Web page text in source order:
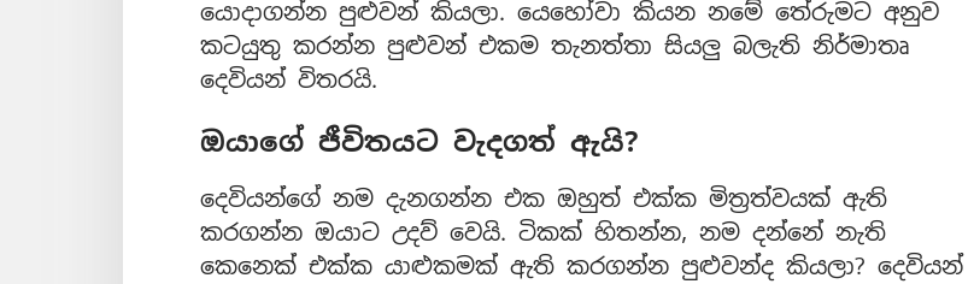
යොදාගන්න පුළුවන් කියලා. යෙහෝවා කියන නමේ තේරුමට අනුව
කටයුතු කරන්න පුළුවන් එකම තැනත්තා සියලු බලැති නිර්මාතෘ
දෙවියන් විතරයි.
ඔයාගේ ජීවිතයට වැදගත් ඇයි?
දෙවියන්ගේ නම දැනගන්න එක ඔහුත් එක්ක මිත්‍රත්වයක් ඇති
කරගන්න ඔයාට උදව් වෙයි. ටිකක් හිතන්න, නම දන්නේ නැති
කෙනෙක් එක්ක යාළුකමක් ඇති කරගන්න පුළුවන්ද කියලා? දෙවියන්